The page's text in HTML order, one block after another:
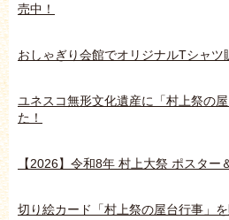
売中！
おしゃぎり会館でオリジナルTシャツ
ユネスコ無形文化遺産に「村上祭の
た！
【2026】令和8年 村上大祭 ポスター
切り絵カード「村上祭の屋台行事」を